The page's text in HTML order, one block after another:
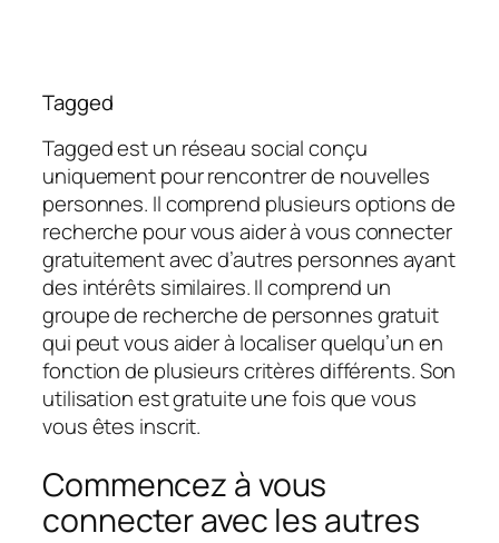
Tagged
Tagged est un réseau social conçu
uniquement pour rencontrer de nouvelles
personnes. Il comprend plusieurs options de
recherche pour vous aider à vous connecter
gratuitement avec d’autres personnes ayant
des intérêts similaires. Il comprend un
groupe de recherche de personnes gratuit
qui peut vous aider à localiser quelqu’un en
fonction de plusieurs critères différents. Son
utilisation est gratuite une fois que vous
vous êtes inscrit.
Commencez à vous
connecter avec les autres